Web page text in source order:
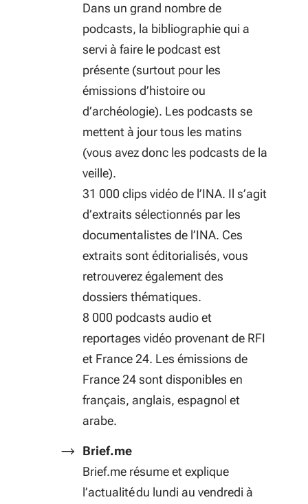
Dans un grand nombre de
podcasts, la bibliographie qui a
servi à faire le podcast est
présente (surtout pour les
émissions d’histoire ou
d’archéologie). Les podcasts se
mettent à jour tous les matins
(vous avez donc les podcasts de la
veille).
31 000 clips vidéo de l’INA. Il s’agit
d’extraits sélectionnés par les
documentalistes de l’INA. Ces
extraits sont éditorialisés, vous
retrouverez également des
dossiers thématiques.
8 000 podcasts audio et
reportages vidéo provenant de RFI
et France 24. Les émissions de
France 24 sont disponibles en
français, anglais, espagnol et
arabe.
Brief.me
Brief.me résume et explique
l’actualité du lundi au vendredi à